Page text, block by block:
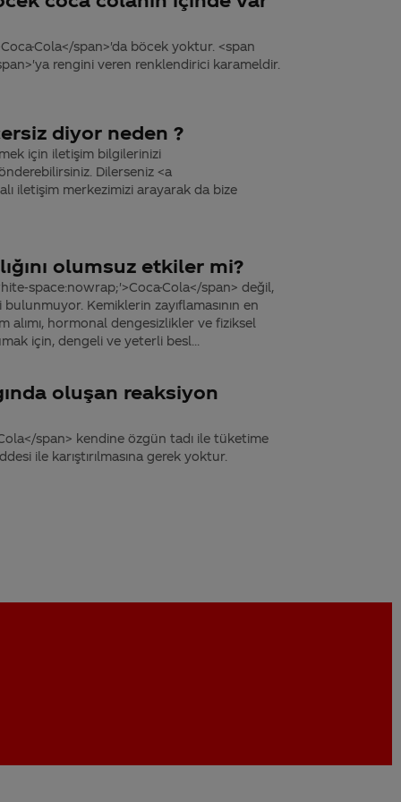
Cola</span>'da böcek yoktur. <span
rengini veren renklendirici karameldir.
diyor neden ?
için iletişim bilgilerinizi
Dilerseniz <a
iletişim merkezimizi arayarak da bize
olumsuz etkiler mi?
space:nowrap;'>Coca-Cola</span> değil,
Kemiklerin zayıflamasının en
alımı, hormonal dengesizlikler ve fiziksel
için, dengeli ve yeterli besl...
oluşan reaksiyon
span> kendine özgün tadı ile tüketime
ile karıştırılmasına gerek yoktur.